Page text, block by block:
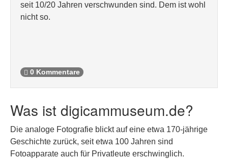
seit 10/20 Jahren verschwunden sind. Dem ist wohl
nicht so.
0 Kommentare
Was ist digicammuseum.de?
Die analoge Fotografie blickt auf eine etwa 170-jährige
Geschichte zurück, seit etwa 100 Jahren sind
Fotoapparate auch für Privatleute erschwinglich.